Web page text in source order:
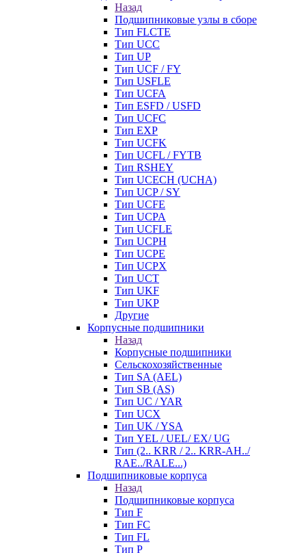
Назад
Подшипниковые узлы в сборе
Тип FLCTE
Тип UCC
Тип UP
Тип UCF / FY
Тип USFLE
Тип UCFA
Тип ESFD / USFD
Тип UCFC
Тип EXP
Тип UCFK
Тип UCFL / FYTB
Тип RSHEY
Тип UCECH (UCHA)
Тип UCP / SY
Тип UCFE
Тип UCPA
Тип UCFLE
Тип UCPH
Тип UCPE
Тип UCPX
Тип UCT
Тип UKF
Тип UKP
Другие
Корпусные подшипники
Назад
Корпусные подшипники
Сельскохозяйственные
Тип SA (AEL)
Тип SB (AS)
Тип UC / YAR
Тип UCX
Тип UK / YSA
Тип YEL / UEL/ EX/ UG
Тип (2.. KRR / 2.. KRR-AH../
RAE../RALE...)
Подшипниковые корпуса
Назад
Подшипниковые корпуса
Тип F
Тип FC
Тип FL
Тип P